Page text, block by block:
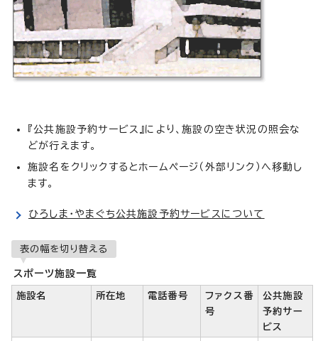
『公共施設予約サービス』により、施設の空き状況の照会な
どが行えます。
施設名をクリックするとホームページ（外部リンク）へ移動し
ます。
ひろしま・やまぐち公共施設予約サービスについて
表の幅を切り替える
スポーツ施設一覧
施設名 所在地 電話番号
ファクス番
号
公共施設
予約サー
ビス